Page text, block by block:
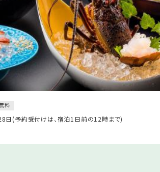
料
(予約受付けは、宿泊1日前の12時まで)